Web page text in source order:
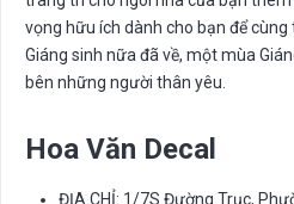
vọng hữu ích dành cho bạn để
Giáng sinh nữa đã về, một mùa
bên những người thân yêu.
Hoa Văn Decal
ĐỊA CHỈ: 1/7S Đường Trục,